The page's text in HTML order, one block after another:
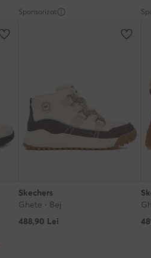
Sponsorizat
Skechers
Ghete · Bej
488,90 Lei